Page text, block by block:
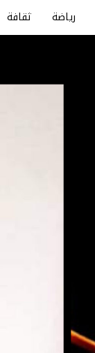
رياضة ثقافة